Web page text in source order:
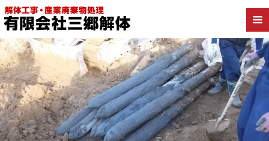
Back to 市川市 木造アパート解体